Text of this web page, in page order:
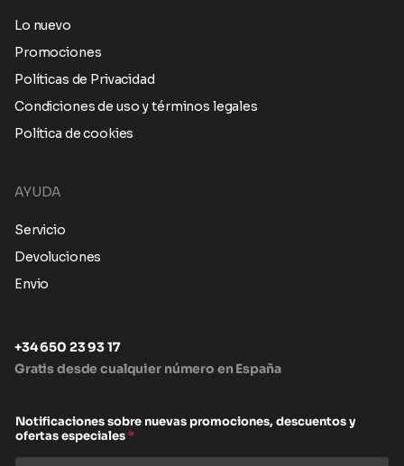
Lo nuevo
Promociones
Políticas de Privacidad
Condiciones de uso y términos legales
Política de cookies
AYUDA
Servicio
Devoluciones
Envio
+34 650 23 93 17
Gratis desde cualquier número en España
Notificaciones sobre nuevas promociones, descuentos y
ofertas especiales*